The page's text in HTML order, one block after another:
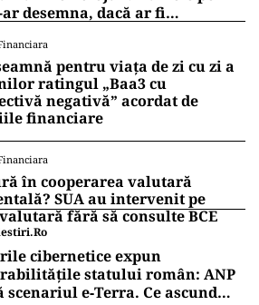
desemna, dacă ar fi
pentru viața de zi cu zi a
ratingul „Baa3 cu
negativă” acordat de
financiare
în cooperarea valutară
SUA au intervenit pe
fără să consulte BCE
cibernetice expun
statului român: ANP
scenariul e‑Terra. Ce ascund